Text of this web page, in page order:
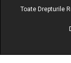
Toate Drepturile